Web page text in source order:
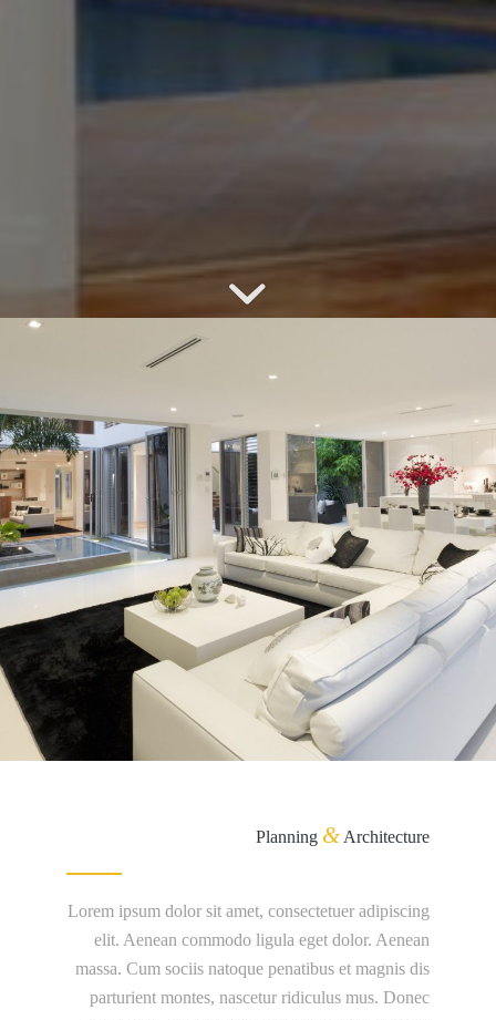
Planning &Architecture
Lorem ipsum dolor sit amet, consectetuer adipiscing
elit. Aenean commodo ligula eget dolor. Aenean
massa. Cum sociis natoque penatibus et magnis dis
parturient montes, nascetur ridiculus mus. Donec